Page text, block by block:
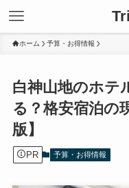
ホーム 予算・お得情報
白神山地のホテ
る？格安宿泊の
版】
PR 予算・お得情報